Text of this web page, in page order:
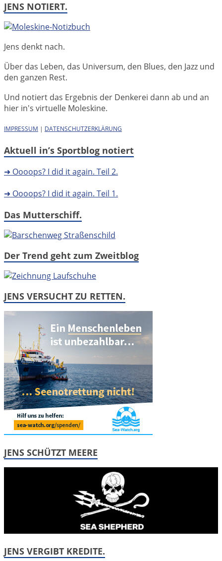
JENS NOTIERT.
Jens denkt nach.
Über das Leben, das Universum, den Blues, den Jazz und
den ganzen Rest.
Und notiert das Ergebnis der Denkerei dann ab und an
hier in's virtuelle Moleskine.
IMPRESSUM | DATENSCHUTZERKLÄRUNG
Aktuell in’s Sportblog notiert
➜ Oooops? I did it again. Teil 2.
➜ Oooops? I did it again. Teil 1.
Das Mutterschiff.
Der Trend geht zum Zweitblog
JENS VERSUCHT ZU RETTEN.
JENS SCHÜTZT MEERE
JENS VERGIBT KREDITE.